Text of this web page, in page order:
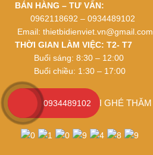
BÁN HÀNG – TƯ VẤN:
0962118692 – 0934489102
Email: thietbidienviet.vn@gmail.com
THỜI GIAN LÀM VIỆC: T2- T7
Buổi sáng: 8:30 – 12:00
Buổi chiều: 1:30 – 17:00
CÁM ƠN QUÝ KHÁCH GHÉ THĂM
0934489102